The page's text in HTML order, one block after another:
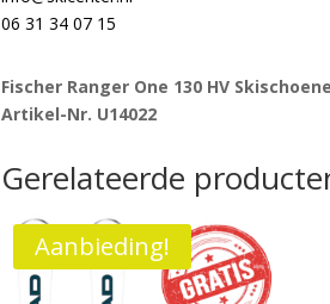
06 31 34 07 15
Fischer Ranger One 130 HV
Artikel-Nr. U14022
Gerelateerde
Aanbieding!